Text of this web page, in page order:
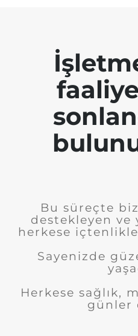
Bu süreçte
destekleyen ve
herkese
Sayenizde
Herkese sağlık,
günler